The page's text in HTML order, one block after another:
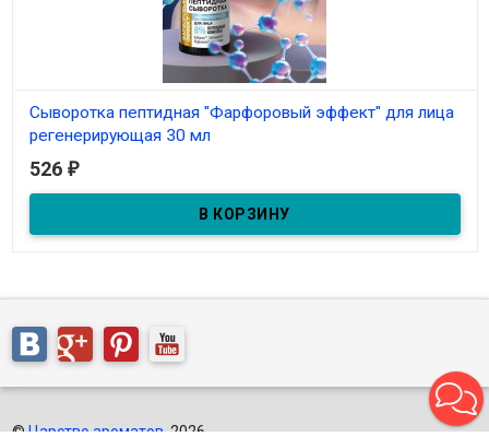
Сыворотка пептидная "Фарфоровый эффект" для лица
регенерирующая 30 мл
В наличии
с пептидами Kollaren™, Skinasensil®, Replexium®, глутатион
526 ₽
©Царство ароматов, 2026